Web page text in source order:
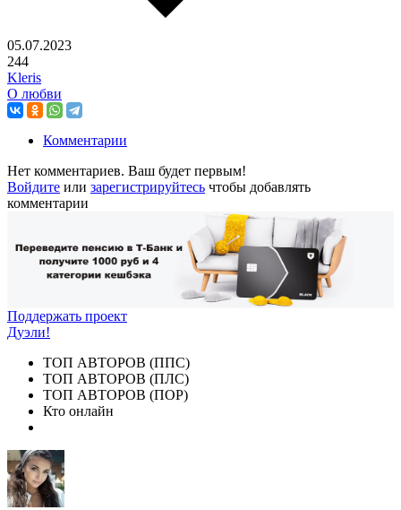
05.07.2023
244
Kleris
О любви
Комментарии
Нет комментариев. Ваш будет первым!
Войдите или зарегистрируйтесь чтобы добавлять
комментарии
Поддержать проект
Дуэли!
ТОП АВТОРОВ (ППС)
ТОП АВТОРОВ (ПЛС)
ТОП АВТОРОВ (ПОР)
Кто онлайн